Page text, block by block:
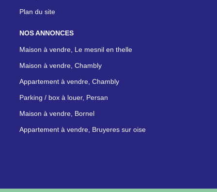
Plan du site
NOS ANNONCES
Maison à vendre, Le mesnil en thelle
Maison à vendre, Chambly
Appartement à vendre, Chambly
Parking / box à louer, Persan
Maison à vendre, Bornel
Appartement à vendre, Bruyeres sur oise